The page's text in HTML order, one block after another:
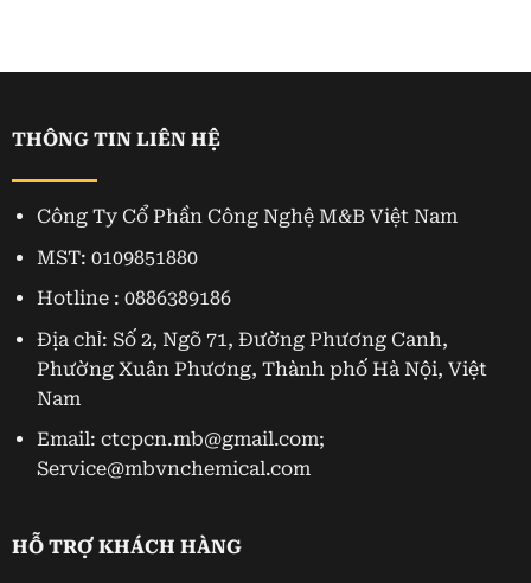
THÔNG TIN LIÊN HỆ
Công Ty Cổ Phần Công Nghệ M&B Việt Nam
MST: 0109851880
Hotline : 0886389186
Địa chỉ: Số 2, Ngõ 71, Đường Phương Canh,
Phường Xuân Phương, Thành phố Hà Nội, Việt
Nam
Email: ctcpcn.mb@gmail.com;
Service@mbvnchemical.com
HỖ TRỢ KHÁCH HÀNG